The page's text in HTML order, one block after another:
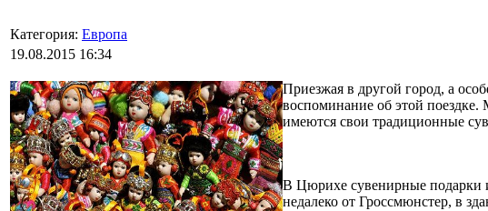
Категория: Европа
19.08.2015 16:34
Приезжая в другой город, а
воспоминание об этой поездке.
имеются свои традиционные
В Цюрихе сувенирные подарки
недалеко от Гроссмюнстер, в